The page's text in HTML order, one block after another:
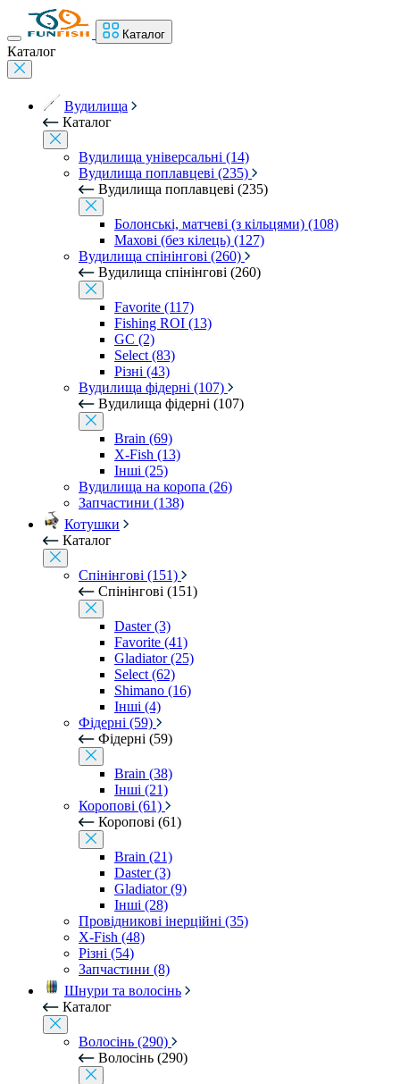
Каталог
Каталог
Вудилища
Каталог
Вудилища універсальні (14)
Вудилища поплавцеві (235)
Вудилища поплавцеві (235)
Болонські, матчеві (з кільцями) (108)
Махові (без кілець) (127)
Вудилища спінінгові (260)
Вудилища спінінгові (260)
Favorite (117)
Fishing ROI (13)
GC (2)
Select (83)
Різні (43)
Вудилища фідерні (107)
Вудилища фідерні (107)
Brain (69)
X-Fish (13)
Інші (25)
Вудилища на коропа (26)
Запчастини (138)
Котушки
Каталог
Спінінгові (151)
Спінінгові (151)
Daster (3)
Favorite (41)
Gladiator (25)
Select (62)
Shimano (16)
Інші (4)
Фідерні (59)
Фідерні (59)
Brain (38)
Інші (21)
Коропові (61)
Коропові (61)
Brain (21)
Daster (3)
Gladiator (9)
Інші (28)
Провідникові інерційні (35)
X-Fish (48)
Різні (54)
Запчастини (8)
Шнури та волосінь
Каталог
Волосінь (290)
Волосінь (290)